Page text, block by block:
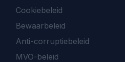
Cookiebeleid
Bewaarbeleid
Anti-corruptiebeleid
MVO-beleid